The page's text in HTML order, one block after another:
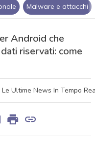
Malware e attacchi
Android che
riservati: come
Ultime News In Tempo